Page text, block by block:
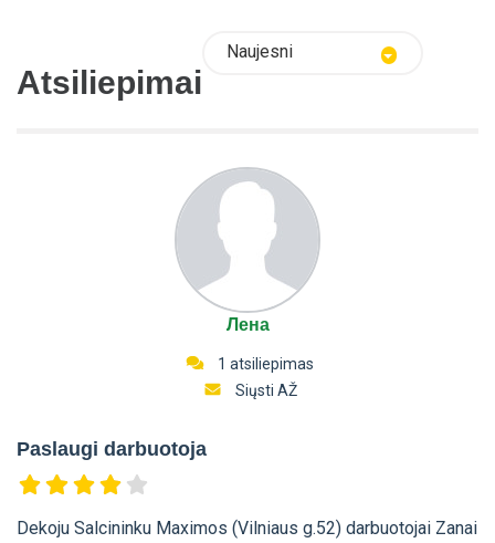
Atsiliepimai
Naujesni
Лена
1 atsiliepimas
Siųsti AŽ
Paslaugi darbuotoja
Dekoju Salcininku Maximos (Vilniaus g.52) darbuotojai Zanai